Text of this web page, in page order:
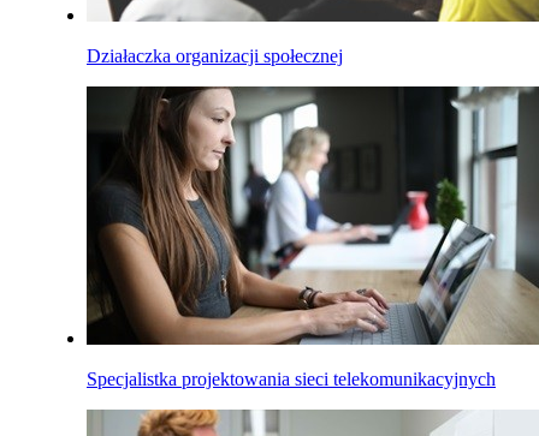
Działaczka organizacji społecznej
Specjalistka projektowania sieci telekomunikacyjnych